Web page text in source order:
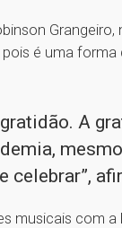
é uma
A
celebrar”,
musicais com